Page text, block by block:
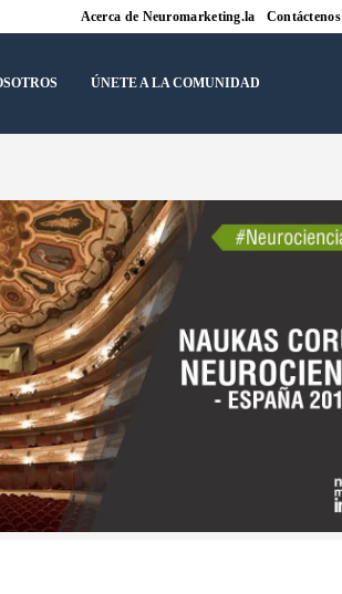
Acerca de Neuromarketing.la Contáctenos
ÚNETE A LA COMUNIDAD